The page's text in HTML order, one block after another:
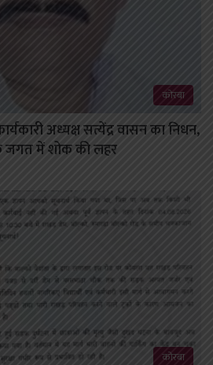
कोरबा
अध्यक्ष सत्येंद्र वासन का निधन,
जगत में शोक की लहर
कोरबा